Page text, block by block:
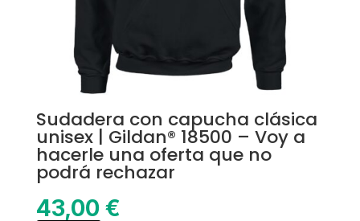
Sudadera con capucha clásica
unisex | Gildan® 18500 – Voy a
hacerle una oferta que no
podrá rechazar
43,00 €